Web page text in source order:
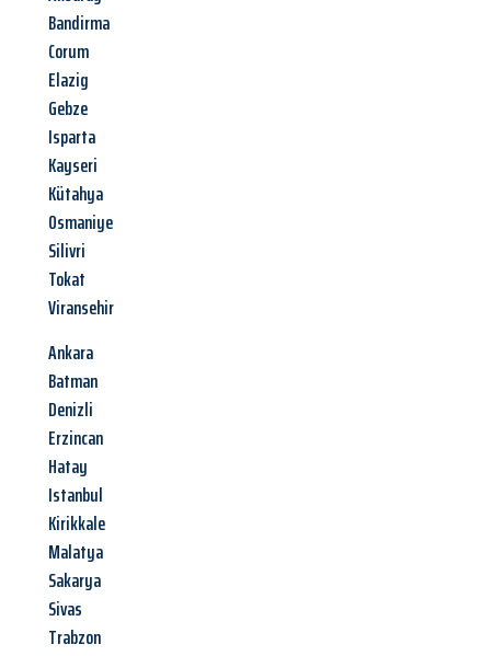
Bandirma
Corum
Elazig
Gebze
Isparta
Kayseri
Kütahya
Osmaniye
Silivri
Tokat
Viransehir
Ankara
Batman
Denizli
Erzincan
Hatay
Istanbul
Kirikkale
Malatya
Sakarya
Sivas
Trabzon